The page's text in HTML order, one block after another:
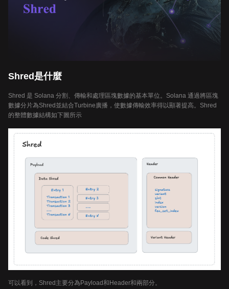
Shred是什麼
Shred 是 Solana 分割、傳輸和處理區塊數據的基本單位。Solana 通過將區塊
數據分片為Shred並結合Turbine廣播，使數據傳輸效率得以顯著提高。Shred
的整體數據結構如下圖所示
可以看到，Shred主要分為Payload和Header和兩部分。